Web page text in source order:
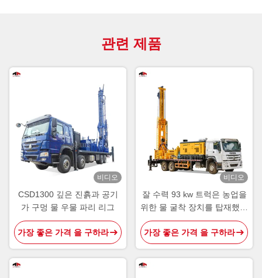
관련 제품
비디오
CSD1300 깊은 진흙과 공기
가 구멍 물 우물 파리 리그
가장 좋은 가격 을 구하라
비디오
잘 수력 93 kw 트럭은 농업을
위한 물 굴착 장치를 탑재했습
니다
가장 좋은 가격 을 구하라